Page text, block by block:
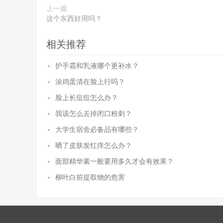
上一篇
这个东西好用吗？
相关推荐
护手霜和乳液哪个更补水？
涂鸡蛋清在脸上行吗？
脸上长痘痘怎么办？
我该怎么去掉闭口粉刺？
大学生宿舍必备品有哪些？
晒了皮肤发红痒怎么办？
面部精华素一般要用多久才会有效果？
柳叶白前提取物的危害